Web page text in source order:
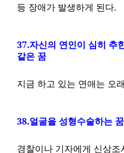
등 장애가 발생하게 된다.
37.자신의 연인이 심히 추
같은 꿈
지금 하고 있는 연애는 오
38.얼굴을 성형수술하는 꿈
경찰이나 기자에게 신상